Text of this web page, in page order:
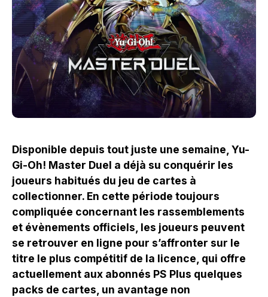
Disponible depuis tout juste une semaine, Yu-
Gi-Oh! Master Duel a déjà su conquérir les
joueurs habitués du jeu de cartes à
collectionner. En cette période toujours
compliquée concernant les rassemblements
et évènements officiels, les joueurs peuvent
se retrouver en ligne pour s’affronter sur le
titre le plus compétitif de la licence, qui offre
actuellement aux abonnés PS Plus quelques
packs de cartes, un avantage non